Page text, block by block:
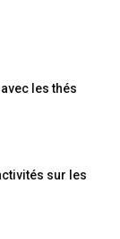
les thés
sur les